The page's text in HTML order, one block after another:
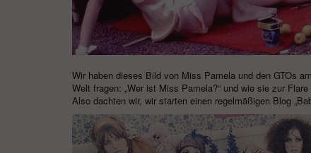
Wir haben dieses Bild von Miss Pamela und den GTOs
Welt fragen: „Wer ist Miss Pamela?“ und wie sie zur
Also dachten wir, wir starten einen regelmäßigen Blog